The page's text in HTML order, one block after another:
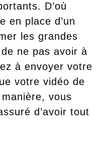
D’où
en place d’un
les grandes
de ne pas avoir à
à envoyer votre
votre vidéo de
vous
d’avoir tout